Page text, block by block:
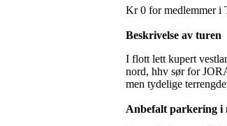
Kr 0 for medlemmer i
Beskrivelse av turen
I flott lett kupert
nord, hhv sør for
men tydelige
Anbefalt parkering i